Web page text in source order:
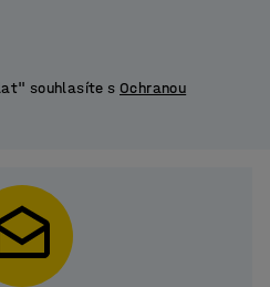
souhlasíte s Ochranou